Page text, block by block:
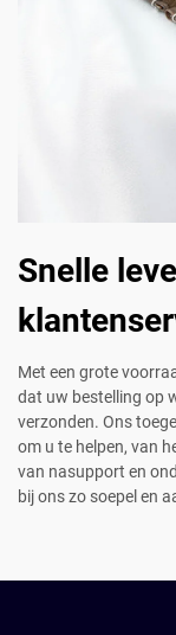
Snelle
Met een grote
dat uw bestelling op
verzonden. Ons
om u te helpen, van
van nasupport en
bij ons zo soepel en